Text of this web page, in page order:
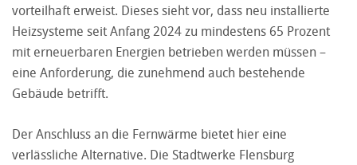
vorteilhaft erweist. Dieses sieht vor, dass neu installierte
Heizsysteme seit Anfang 2024 zu mindestens 65 Prozent
mit erneuerbaren Energien betrieben werden müssen –
eine Anforderung, die zunehmend auch bestehende
Gebäude betrifft.
Der Anschluss an die Fernwärme bietet hier eine
verlässliche Alternative. Die Stadtwerke Flensburg